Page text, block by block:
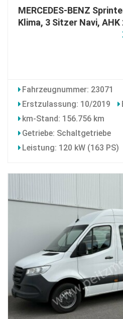
MERCEDES-BENZ
Klima, 3 Sitzer Navi, AHK
Fahrzeugnummer: 23071
Erstzulassung: 10/2019
km-Stand: 156.756 km
Getriebe: Schaltgetriebe
Leistung: 120 kW (163 PS)